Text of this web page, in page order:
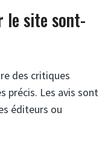
le site sont-
des critiques
précis. Les avis sont
éditeurs ou